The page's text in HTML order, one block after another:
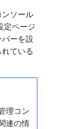
ソール
定ページ
バーを設
ている
理コン
連の情